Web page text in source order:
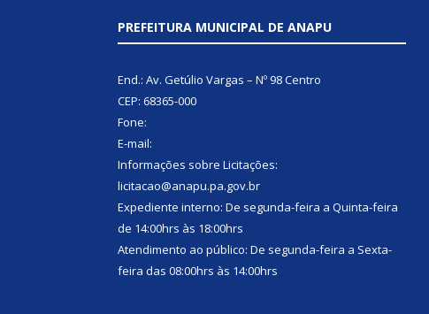
PREFEITURA MUNICIPAL DE ANAPU
End.: Av. Getúlio Vargas – Nº 98 Centro
CEP: 68365-000
Fone:
E-mail:
Informações sobre Licitações:
licitacao@anapu.pa.gov.br
Expediente interno: De segunda-feira a Quinta-feira
de 14:00hrs às 18:00hrs
Atendimento ao público: De segunda-feira a Sexta-
feira das 08:00hrs às 14:00hrs